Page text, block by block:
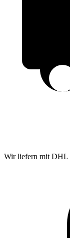
Wir liefern mit DHL